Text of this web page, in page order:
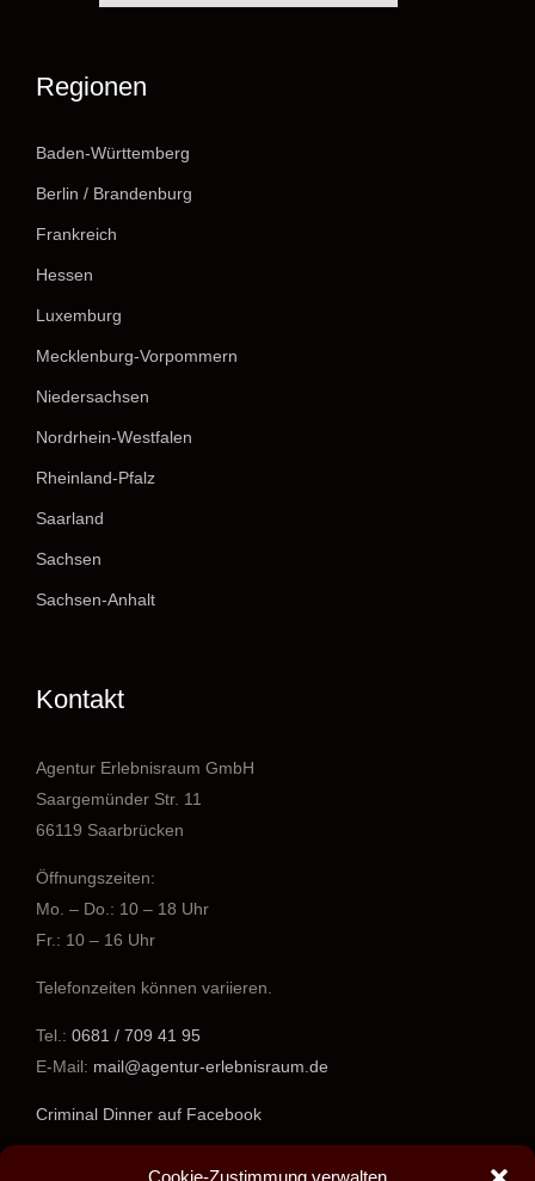
Cookie-Zustimmung verwalten
Regionen
Baden-Württemberg
Berlin / Brandenburg
Frankreich
Hessen
Luxemburg
Mecklenburg-Vorpommern
Niedersachsen
Nordrhein-Westfalen
Rheinland-Pfalz
Saarland
Sachsen
Sachsen-Anhalt
Kontakt
Agentur Erlebnisraum GmbH
Saargemünder Str. 11
66119 Saarbrücken
Öffnungszeiten:
Mo. – Do.: 10 – 18 Uhr
Fr.: 10 – 16 Uhr
Telefonzeiten können variieren.
Tel.: 0681 / 709 41 95
E-Mail: mail@agentur-erlebnisraum.de
Criminal Dinner auf Facebook